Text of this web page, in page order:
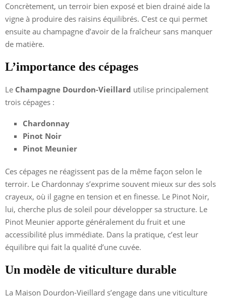
Concrètement, un terroir bien exposé et bien drainé aide la
vigne à produire des raisins équilibrés. C’est ce qui permet
ensuite au champagne d’avoir de la fraîcheur sans manquer
de matière.
L’importance des cépages
Le Champagne Dourdon-Vieillard utilise principalement
trois cépages :
Chardonnay
Pinot Noir
Pinot Meunier
Ces cépages ne réagissent pas de la même façon selon le
terroir. Le Chardonnay s’exprime souvent mieux sur des sols
crayeux, où il gagne en tension et en finesse. Le Pinot Noir,
lui, cherche plus de soleil pour développer sa structure. Le
Pinot Meunier apporte généralement du fruit et une
accessibilité plus immédiate. Dans la pratique, c’est leur
équilibre qui fait la qualité d’une cuvée.
Un modèle de viticulture durable
La Maison Dourdon-Vieillard s’engage dans une viticulture